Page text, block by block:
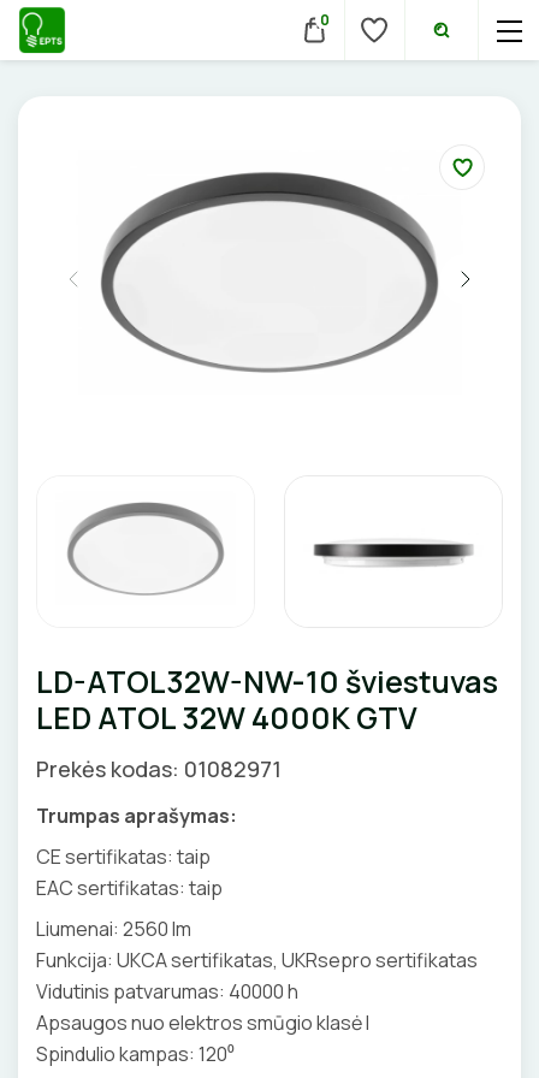
Lubiniai šviestuvai
Pakabinami šviestuvai
Įmontuojami šviestuvai
Aukštų patalpų šviestuvai
Pirties apšvietimas
LAUKO ŠVIESTUVAI
Lubiniai šviestuvai
Pakabinami šviestuvai
Sieniniai šviestuvai
Pastatomi šviestuvai, stulpeliai
Įmontuojami šviestuvai
Šviestuvai nuo judesio
Gatvių, parkų šviestuvai
APŠVIETIMO SISTEMOS
LED juostų profiliai, priedai
LED juostos
Bėginės apšvietimo sistemos
Magnetinės apšvietimo sistemos
Tradicinės lempos
Specialios paskirties lempos
Maitinimo šaltiniai
Valdikliai, pulteliai
Judesio davikliai
JUNGIKLIAI, KIŠTUKINIAI LIZDAI
MONTAŽINĖS DĖŽUTĖS
VAMZDŽIAI, GOFROS
ĮKROVIMO SPRENDIMAI
Įkrovimo stotelės
Įkrovimo kabeliai
AUTOMATINIAI JUNGIKLIAI
ATSUKTUVAI
0
LD-ATOL32W-NW-10 šviestuvas
LED ATOL 32W 4000K GTV
Prekės kodas: 01082971
Trumpas aprašymas:
CE sertifikatas: taip
EAC sertifikatas: taip
Liumenai: 2560 lm
Funkcija: UKCA sertifikatas, UKRsepro sertifikatas
Vidutinis patvarumas: 40000 h
Apsaugos nuo elektros smūgio klasė I
Spindulio kampas: 120⁰